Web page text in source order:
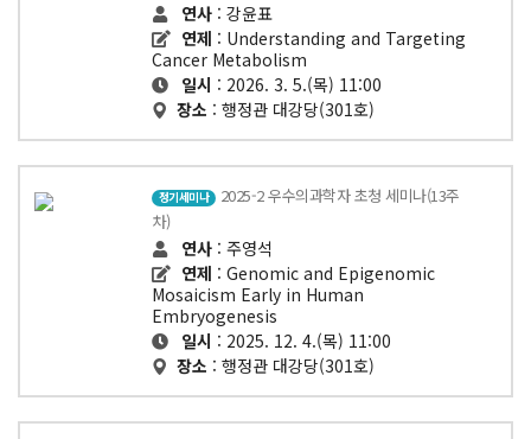
연사 : 강윤표
연제 : Understanding and Targeting
Cancer Metabolism
일시 : 2026. 3. 5.(목) 11:00
장소 : 행정관 대강당(301호)
정기세미나
2025-2 우수의과학자 초청 세미나(13주
차)
연사 : 주영석
연제 : Genomic and Epigenomic
Mosaicism Early in Human
Embryogenesis
일시 : 2025. 12. 4.(목) 11:00
장소 : 행정관 대강당(301호)